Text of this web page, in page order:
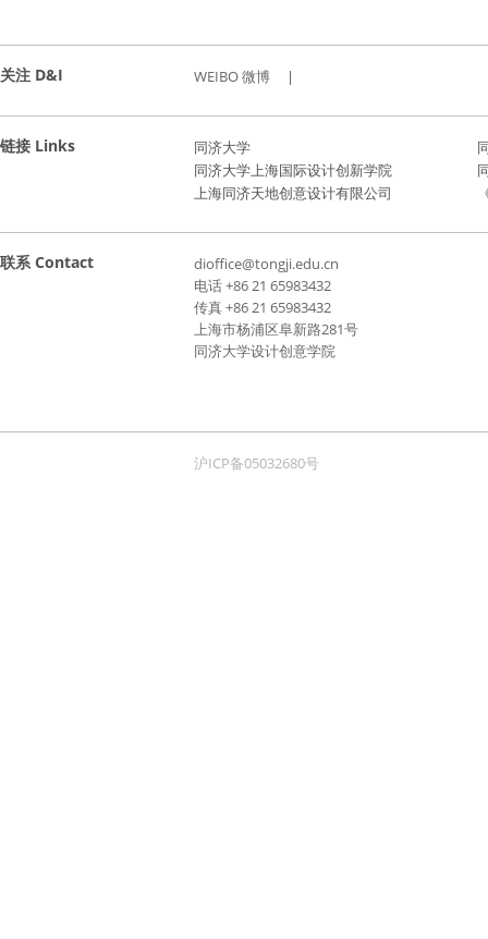
关注 D&I WEIBO 微博 |
链接 Links 同济大学
同济大学上海国际设计创新学院
上海同济天地创意设计有限公司
联系 Contact
dioffice@tongji.edu.cn
电话 +86 21 65983432
传真 +86 21 65983432
上海市杨浦区阜新路281号
同济大学设计创意学院
沪ICP备05032680号